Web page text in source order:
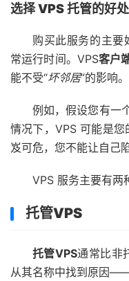
选择 VPS 托管的好处
购买此服务的主要
常运行时间。VPS客户
能不受“坏邻居”的影响。
例如，假设您有一
情况下，VPS 可能是您
岌可危，您不能让自己
VPS 服务主要有两
托管VPS
托管VPS通常比非
从其名称中找到原因